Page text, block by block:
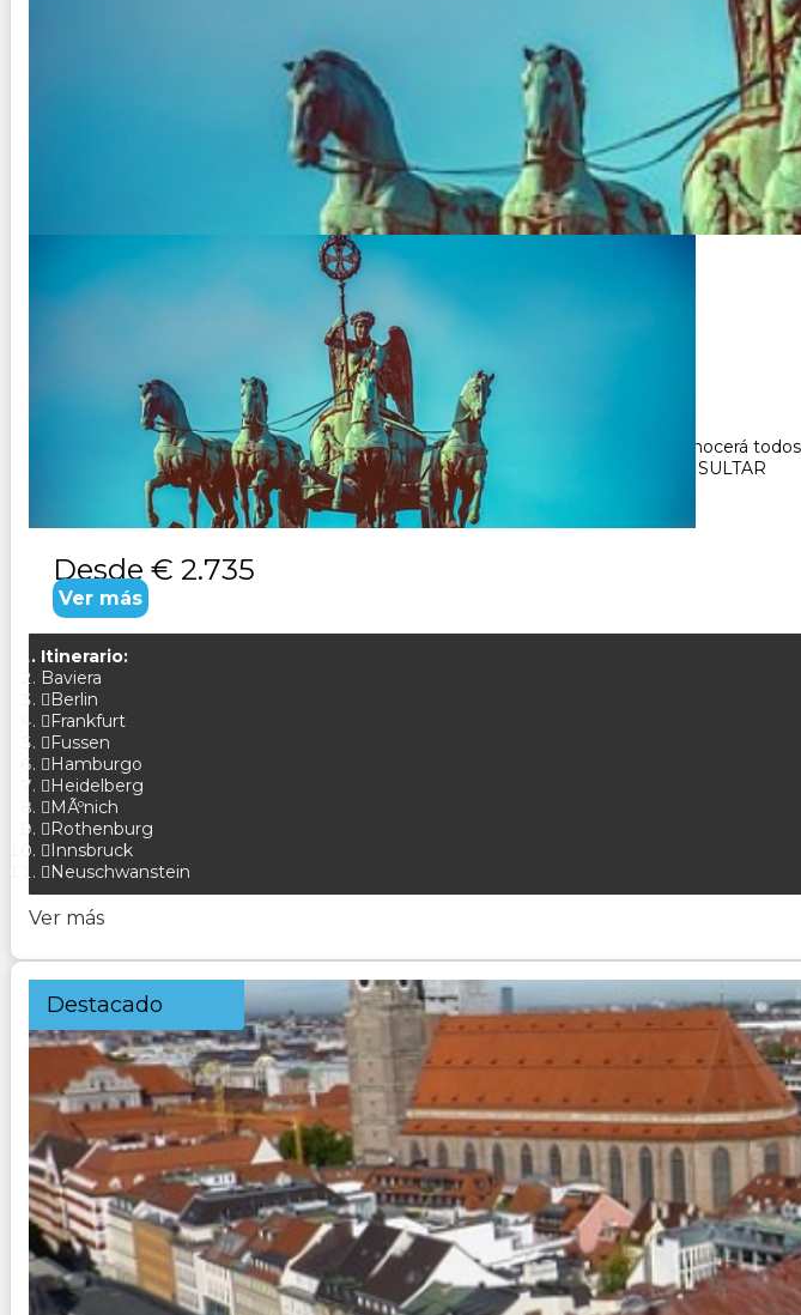
ALEMANIA - FASCINACION
12Noches
Paquete Turistico de 13 dias 12 noches : Del norte al sur y del este al oeste: conocerá
alemanasCon 3 castillos románticos y el maravilloso Palacio de Sanssouci CONSULTAR
Desde € 2.735
Ver más
Itinerario:
Baviera
Berlin
Frankfurt
Fussen
Hamburgo
Heidelberg
MÃºnich
Rothenburg
Innsbruck
Neuschwanstein
Ver más
Destacado